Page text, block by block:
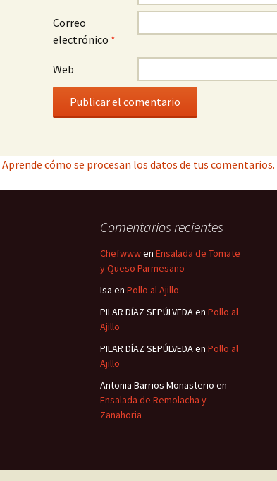
Correo
electrónico *
Web
Aprende cómo se procesan los datos de tus comentarios.
Comentarios recientes
Chefwwwen Ensalada de Tomate
y Queso Parmesano
Isa en Pollo al Ajillo
PILAR DÍAZ SEPÚLVEDAen Pollo al
Ajillo
PILAR DÍAZ SEPÚLVEDAen Pollo al
Ajillo
Antonia Barrios Monasterio en
Ensalada de Remolacha y
Zanahoria